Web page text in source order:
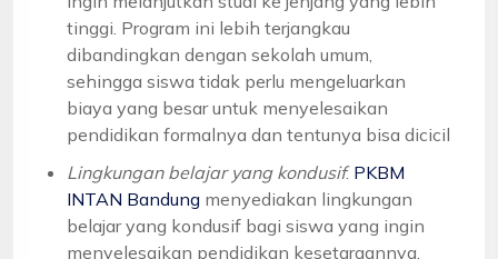
tinggi. Program ini lebih terjangkau
dibandingkan dengan sekolah umum,
sehingga siswa tidak perlu mengeluarkan
biaya yang besar untuk menyelesaikan
pendidikan formalnya dan tentunya bisa dicicil
Lingkungan belajar yang kondusif: PKBM
INTAN Bandung menyediakan lingkungan
belajar yang kondusif bagi siswa yang ingin
menyelesaikan pendidikan kesetaraannya.